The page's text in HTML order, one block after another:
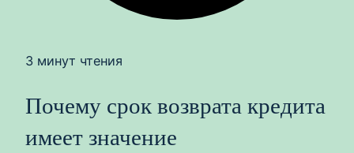
3 минут чтения
Почему срок возврата кредита
имеет значение